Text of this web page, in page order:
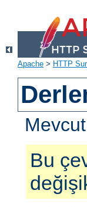
Apache > HTTP
Bu